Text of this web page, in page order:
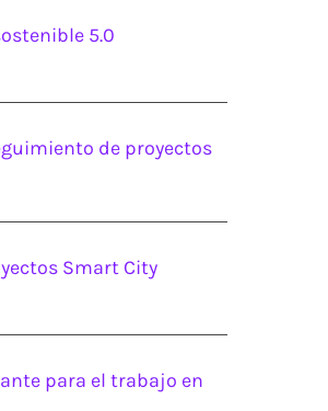
5.0
de proyectos
Smart City
para el trabajo en